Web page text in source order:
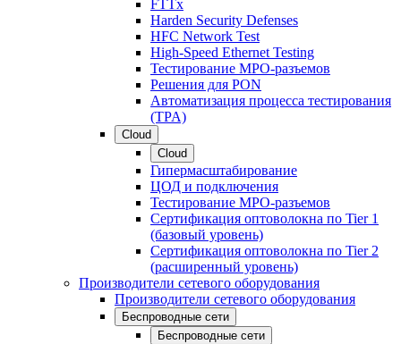
FTTx
Harden Security Defenses
HFC Network Test
High-Speed Ethernet Testing
Тестирование МРО-разъемов
Решения для PON
Автоматизация процесса тестирования
(TPA)
Cloud
Cloud
Гипермасштабирование
ЦОД и подключения
Тестирование МРО-разъемов
Сертификация оптоволокна по Tier 1
(базовый уровень)
Сертификация оптоволокна по Tier 2
(расширенный уровень)
Производители сетевого оборудования
Производители сетевого оборудования
Беспроводные сети
Беспроводные сети